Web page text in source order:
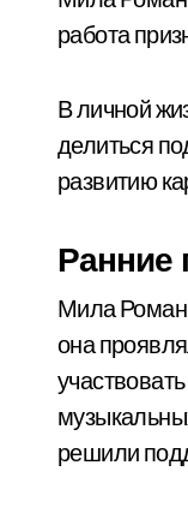
работа
В личной
делиться
развитию
Ранние
Мила
она
решили